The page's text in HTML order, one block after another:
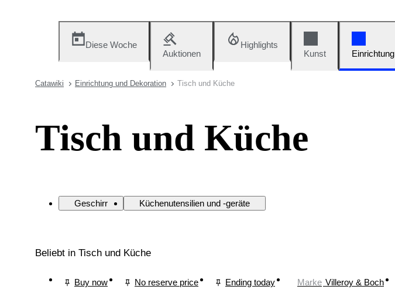
Diese Woche
Auktionen
Highlights
Kunst
Einrichtung
Catawiki Einrichtung und Dekoration Tisch und Küche
Tisch und Küche
Geschirr Küchenutensilien und -geräte
Beliebt in Tisch und Küche
Buy now No reserve price Ending today Marke Villeroy & Boch